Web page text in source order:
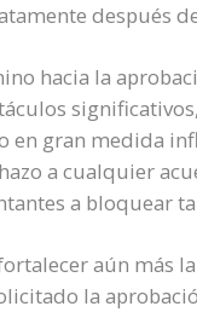
después
hacia la
en gran medida
a cualquier
a bloquear
aún más
la